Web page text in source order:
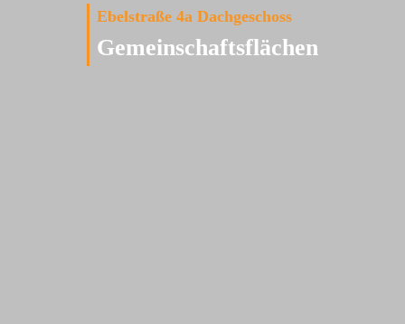
Ebelstraße 4a Dachgeschoss
Gemeinschaftsflächen